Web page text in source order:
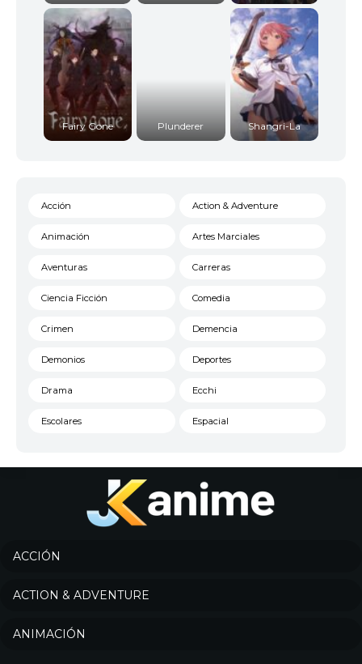
Fairy Gone Plunderer Shangri-La
Acción Action & Adventure
Animación Artes Marciales
Aventuras Carreras
Ciencia Ficción Comedia
Crimen Demencia
Demonios Deportes
Drama Ecchi
Escolares Espacial
Historico
Josei
Música
ACCIÓN
ACTION & ADVENTURE
ANIMACIÓN